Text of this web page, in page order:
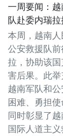
一周要闻：
队赴委内瑞
本周，越南
公安救援队
拉，协助该
害后果。此
越南军队和
困难、勇担使
同时彰显了
国际人道主